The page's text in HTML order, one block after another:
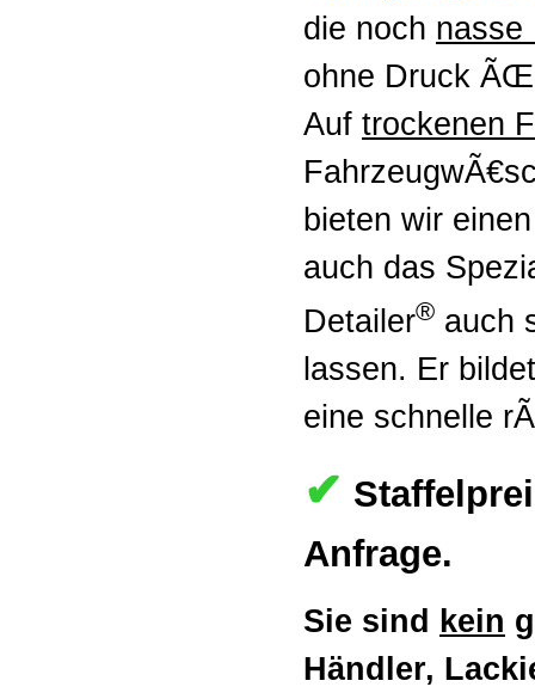
die noch nasse
ohne Druck
Auf trockenen
bieten wir
auch das
Detailer® auch
lassen. Er
eine schnelle
✔
Anfrage.
Sie sind kein
Händler,